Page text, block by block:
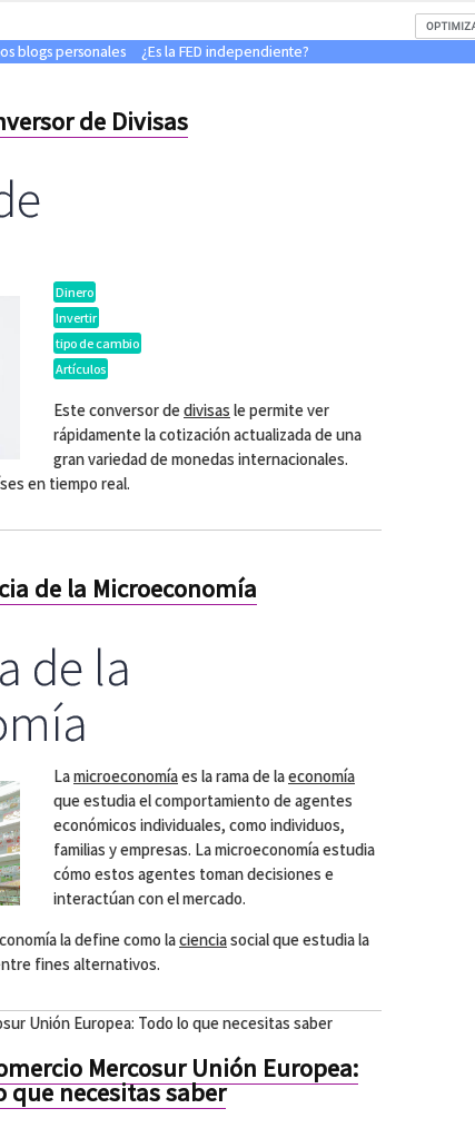
blogs personales ¿Es la FED independiente?
de Divisas
Dinero
Invertir
tipo de cambio
Artículos
Este conversor dedivisas le permite ver
rápidamente la cotización actualizada de una
gran variedad de monedas internacionales.
en tiempo real.
de la Microeconomía
de la
Lamicroeconomíaes la rama de laeconomía
que estudia el comportamiento de agentes
económicos individuales, como individuos,
familias y empresas. La microeconomía estudia
cómo estos agentes toman decisiones e
interactúan con el mercado.
la define como lacienciasocial que estudia la
fines alternativos.
Unión Europea: Todo lo que necesitas saber
Mercosur Unión Europea:
que necesitas saber